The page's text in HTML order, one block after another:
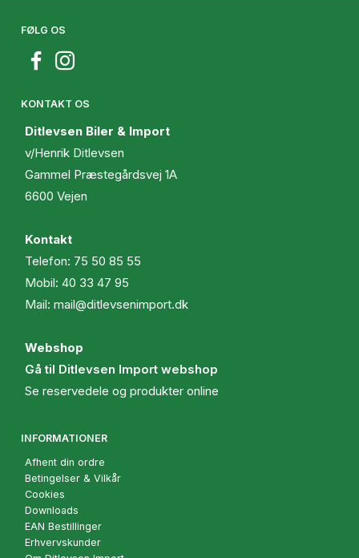
FØLG OS
KONTAKT OS
Ditlevsen Biler & Import
v/Henrik Ditlevsen
Gammel Præstegårdsvej 1A
6600 Vejen
Kontakt
Telefon: 75 50 85 55
Mobil: 40 33 47 95
Mail: mail@ditlevsenimport.dk
Webshop
Gå til Ditlevsen Import webshop
Se reservedele og produkter online
INFORMATIONER
Afhent din ordre
Betingelser & Vilkår
Cookies
Downloads
EAN Bestillinger
Erhvervskunder